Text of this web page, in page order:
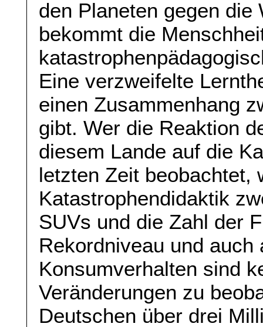
den Planeten gegen
bekommt die
Eine verzweifelte
einen Zusammenhang
gibt. Wer die Reaktion
diesem Lande auf die
letzten Zeit beobachtet,
Katastrophendidaktik
SUVs und die Zahl der
Rekordniveau und auch
Konsumverhalten sind
Veränderungen zu
Deutschen über drei